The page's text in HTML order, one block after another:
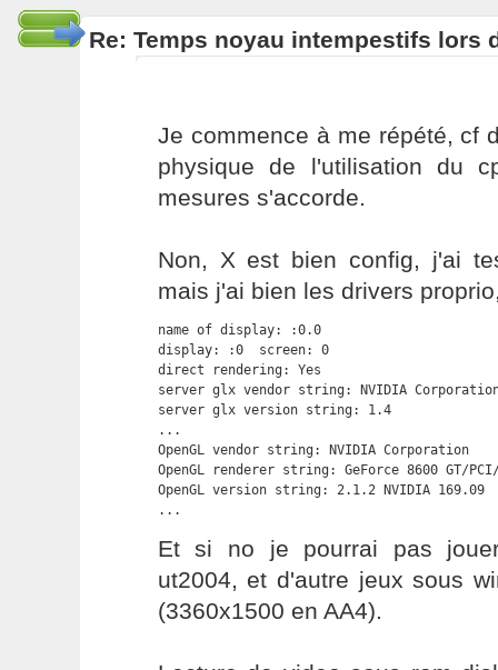
Re: Temps noyau intempestifs lors
Je commence à me répété, cf
physique de l'utilisation du
mesures s'accorde.
Non, X est bien config, j'ai
mais j'ai bien les drivers
name of display: :0.0
display: :0  screen: 0
direct rendering: Yes
server glx vendor string: NVIDIA
server glx version string: 1.4
...
OpenGL vendor string: NVIDIA Corporation
OpenGL renderer string: GeForce 8600 GT/PCI/
OpenGL version string: 2.1.2 NVIDIA 169.09
...
Et si no je pourrai pas
ut2004, et d'autre jeux sous
(3360x1500 en AA4).